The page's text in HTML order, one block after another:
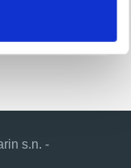
s.n. -